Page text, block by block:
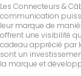
Les Connecteurs &
communication
leur marque de
offrent une visibilité
cadeau apprécié par
sont un
la marque et